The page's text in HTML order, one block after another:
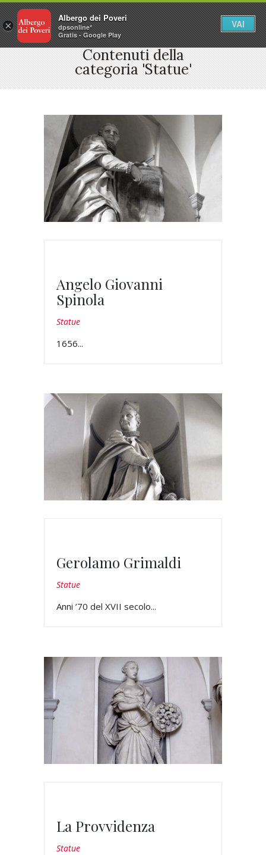
Contenuti della
categoria 'Statue'
Angelo Giovanni
Spinola
Statue
1656...
Gerolamo Grimaldi
Statue
Anni ’70 del XVII secolo...
La Provvidenza
Statue
×
Albergo dei Poveri
dpsonline*
Gratis - Google Play
VAI